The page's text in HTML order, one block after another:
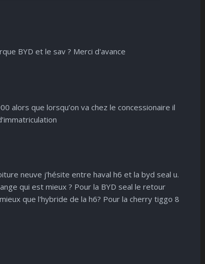
BYD et le sav ? Merci d'avance
alors que lorsqu’on va chez le concessionaire il
neuve j'hésite entre haval h6 et la byd seal u.
qui est mieux ? Pour la BYD seal le retour
que l'hybride de la h6? Pour la cherry tiggo 8